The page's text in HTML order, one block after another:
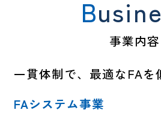
事業内容
一貫体制で、最適なFAを
FAシステム事業